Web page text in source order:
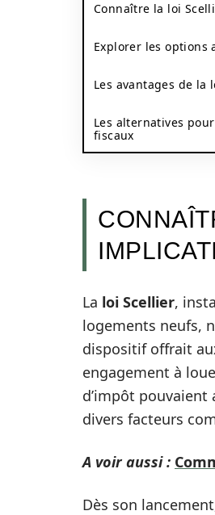
Connaître la loi
Explorer les options
Les avantages de la
Les alternatives
fiscaux
La loi Scellier,
logements neufs,
dispositif offrait
engagement à
d’impôt pouvaient
divers facteurs
A voir aussi :
Dès son